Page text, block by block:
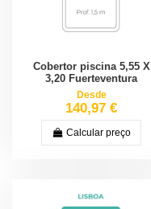
Cobertor piscina 5,55 X
3,20 Fuerteventura
Desde
140,97 €
Calcular preço